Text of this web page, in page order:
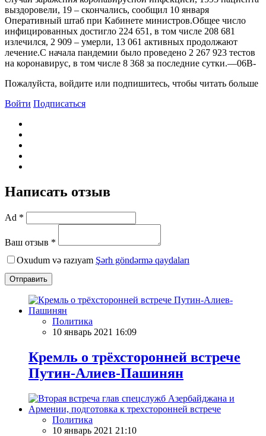
выздоровели, 19 – скончались, сообщил 10 января
Оперативный штаб при Кабинете министров.Общее число
инфицированных достигло 224 651, в том числе 208 681
излечился, 2 909 – умерли, 13 061 активных продолжают
лечение.С начала пандемии было проведено 2 267 923 тестов
на коронавирус, в том числе 8 368 за последние сутки.—06В-
Пожалуйста, войдите или подпишитесь, чтобы читать больше
Войти Подписаться
Написать отзыв
Ad *
Ваш отзыв *
Oxudum və razıyam Şərh göndərmə qaydaları
Отправить
Политика
10 январь 2021 16:09
Кремль о трёхсторонней встрече
Путин-Алиев-Пашинян
Политика
10 январь 2021 21:10